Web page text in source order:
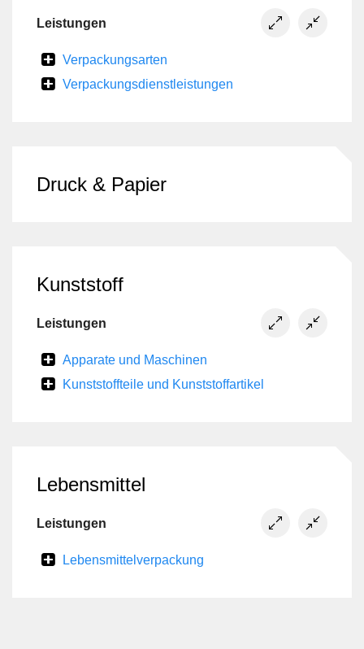
Leistungen
Verpackungsarten
Verpackungsdienstleistungen
Druck & Papier
Kunststoff
Leistungen
Apparate und Maschinen
Kunststoffteile und Kunststoffartikel
Lebensmittel
Leistungen
Lebensmittelverpackung